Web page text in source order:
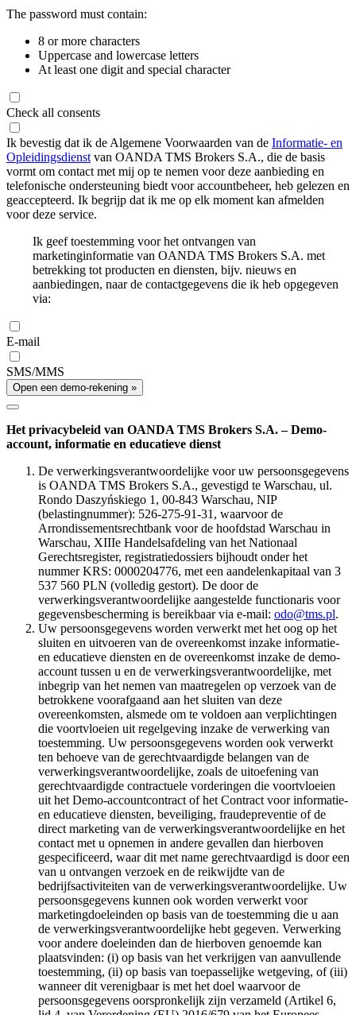
The password must contain:
8 or more characters
Uppercase and lowercase letters
At least one digit and special character
Check all consents
Ik bevestig dat ik de Algemene Voorwaarden van de Informatie- en
Opleidingsdienst van OANDA TMS Brokers S.A., die de basis
vormt om contact met mij op te nemen voor deze aanbieding en
telefonische ondersteuning biedt voor accountbeheer, heb gelezen en
geaccepteerd. Ik begrijp dat ik me op elk moment kan afmelden
voor deze service.
Ik geef toestemming voor het ontvangen van
marketinginformatie van OANDA TMS Brokers S.A. met
betrekking tot producten en diensten, bijv. nieuws en
aanbiedingen, naar de contactgegevens die ik heb opgegeven
via:
E-mail
SMS/MMS
Open een demo-rekening »
Het privacybeleid van OANDA TMS Brokers S.A. – Demo-
account, informatie en educatieve dienst
De verwerkingsverantwoordelijke voor uw persoonsgegevens
is OANDA TMS Brokers S.A., gevestigd te Warschau, ul.
Rondo Daszyńskiego 1, 00-843 Warschau, NIP
(belastingnummer): 526-275-91-31, waarvoor de
Arrondissementsrechtbank voor de hoofdstad Warschau in
Warschau, XIIIe Handelsafdeling van het Nationaal
Gerechtsregister, registratiedossiers bijhoudt onder het
nummer KRS: 0000204776, met een aandelenkapitaal van 3
537 560 PLN (volledig gestort). De door de
verwerkingsverantwoordelijke aangestelde functionaris voor
gegevensbescherming is bereikbaar via e-mail: odo@tms.pl.
Uw persoonsgegevens worden verwerkt met het oog op het
sluiten en uitvoeren van de overeenkomst inzake informatie-
en educatieve diensten en de overeenkomst inzake de demo-
account tussen u en de verwerkingsverantwoordelijke, met
inbegrip van het nemen van maatregelen op verzoek van de
betrokkene voorafgaand aan het sluiten van deze
overeenkomsten, alsmede om te voldoen aan verplichtingen
die voortvloeien uit regelgeving inzake de verwerking van
toestemming. Uw persoonsgegevens worden ook verwerkt
ten behoeve van de gerechtvaardigde belangen van de
verwerkingsverantwoordelijke, zoals de uitoefening van
gerechtvaardigde contractuele vorderingen die voortvloeien
uit het Demo-accountcontract of het Contract voor informatie-
en educatieve diensten, beveiliging, fraudepreventie of de
direct marketing van de verwerkingsverantwoordelijke en het
contact met u opnemen in andere gevallen dan hierboven
gespecificeerd, waar dit met name gerechtvaardigd is door een
van u ontvangen verzoek en de reikwijdte van de
bedrijfsactiviteiten van de verwerkingsverantwoordelijke. Uw
persoonsgegevens kunnen ook worden verwerkt voor
marketingdoeleinden op basis van de toestemming die u aan
de verwerkingsverantwoordelijke hebt gegeven. Verwerking
voor andere doeleinden dan de hierboven genoemde kan
plaatsvinden: (i) op basis van het verkrijgen van aanvullende
toestemming, (ii) op basis van toepasselijke wetgeving, of (iii)
wanneer dit verenigbaar is met het doel waarvoor de
persoonsgegevens oorspronkelijk zijn verzameld (Artikel 6,